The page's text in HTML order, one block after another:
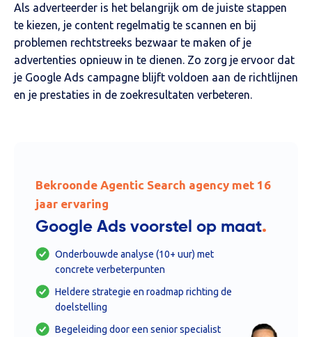
Als adverteerder is het belangrijk om de juiste stappen
te kiezen, je content regelmatig te scannen en bij
problemen rechtstreeks bezwaar te maken of je
advertenties opnieuw in te dienen. Zo zorg je ervoor dat
je Google Ads campagne blijft voldoen aan de richtlijnen
en je prestaties in de zoekresultaten verbeteren.
Bekroonde Agentic Search agency met 16
jaar ervaring
Google Ads voorstel op maat.
Onderbouwde analyse (10+ uur) met
concrete verbeterpunten
Heldere strategie en roadmap richting de
doelstelling
Begeleiding door een senior specialist